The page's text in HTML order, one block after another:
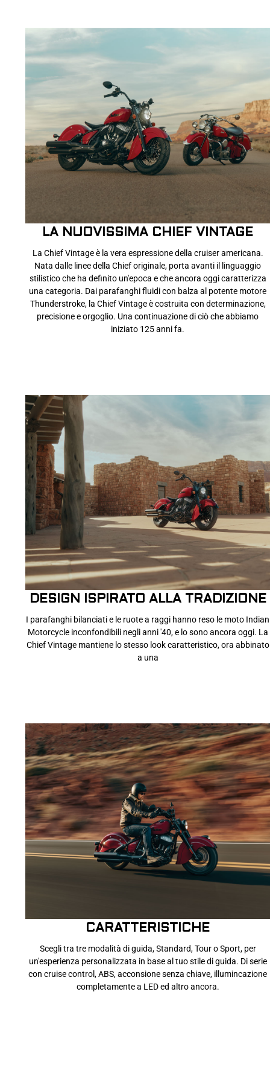
LA NUOVISSIMA CHIEF VINTAGE
La Chief Vintage è la vera espressione della cruiser americana.
Nata dalle linee della Chief originale, porta avanti il linguaggio
stilistico che ha definito un'epoca e che ancora oggi caratterizza
una categoria. Dai parafanghi fluidi con balza al potente motore
Thunderstroke, la Chief Vintage è costruita con determinazione,
precisione e orgoglio. Una continuazione di ciò che abbiamo
iniziato 125 anni fa.
DESIGN ISPIRATO ALLA TRADIZIONE
I parafanghi bilanciati e le ruote a raggi hanno reso le moto Indian
Motorcycle inconfondibili negli anni '40, e lo sono ancora oggi. La
Chief Vintage mantiene lo stesso look caratteristico, ora abbinato
a una
CARATTERISTICHE
Scegli tra tre modalità di guida, Standard, Tour o Sport, per
un'esperienza personalizzata in base al tuo stile di guida. Di serie
con cruise control, ABS, acconsione senza chiave, illumincazione
completamente a LED ed altro ancora.